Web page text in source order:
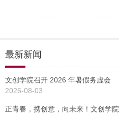
最新新闻
文创学院召开 2026 年暑假务虚会
2026-08-03
正青春，携创意，向未来！文创学